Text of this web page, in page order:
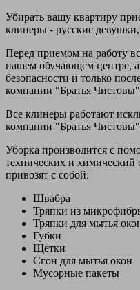
Убирать вашу квартиру
клинеры - русские девушки,
Перед приемом на работу
нашем обучающем центре,
безопасности и только
компании "Братья
Все клинеры работают
компании "Братья
Уборка производится с
технических и
привозят с собой:
Швабра
Тряпки из
Тряпки для мытья
Губки
Щетки
Сгон для мытья окон
Мусорные пакеты